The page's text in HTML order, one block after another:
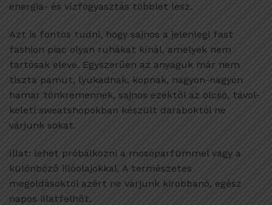
energia- és vízfogyasztás többlet lesz.
Azt is fontos tudni, hogy sajnos a jelenlegi fast
fashion piac olyan ruhákat kínál, amelyek nem
tartósak eleve. Egyszerűen az anyaguk már nem
tiszta pamut, lyukadnak, kopnak, nagyon-nagyon
hamar tönkremennek, sajnos ezektől az olcsó, távol-
keleti sweatshopokban készült daraboktól ne
várjunk sokat.
Illat: lehet próbálkozni a mosóparfümmel vagy a
különböző illóolajokkal. A természetes
megoldásoktól azért ne várjunk kirobbanó, egész
napos illatfelhőt.